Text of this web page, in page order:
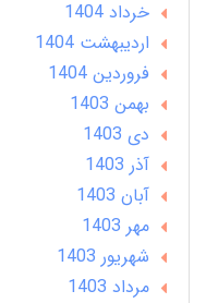
خرداد 1404
ارديبهشت 1404
فروردین 1404
بهمن 1403
دی 1403
آذر 1403
آبان 1403
مهر 1403
شهریور 1403
مرداد 1403